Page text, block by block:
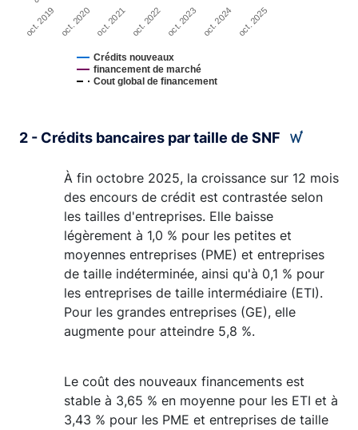
Crédits nouveaux
financement de marché
Cout global de financement
oct. 2019 oct. 2020 oct. 2021 oct. 2022 oct. 2023 oct. 2024 oct. 2025
2 - Crédits bancaires par taille de SNF
À fin octobre 2025, la croissance sur 12 mois
des encours de crédit est contrastée selon
les tailles d'entreprises. Elle baisse
légèrement à 1,0 % pour les petites et
moyennes entreprises (PME) et entreprises
de taille indéterminée, ainsi qu'à 0,1 % pour
les entreprises de taille intermédiaire (ETI).
Pour les grandes entreprises (GE), elle
augmente pour atteindre 5,8 %.
Le coût des nouveaux financements est
stable à 3,65 % en moyenne pour les ETI et à
3,43 % pour les PME et entreprises de taille